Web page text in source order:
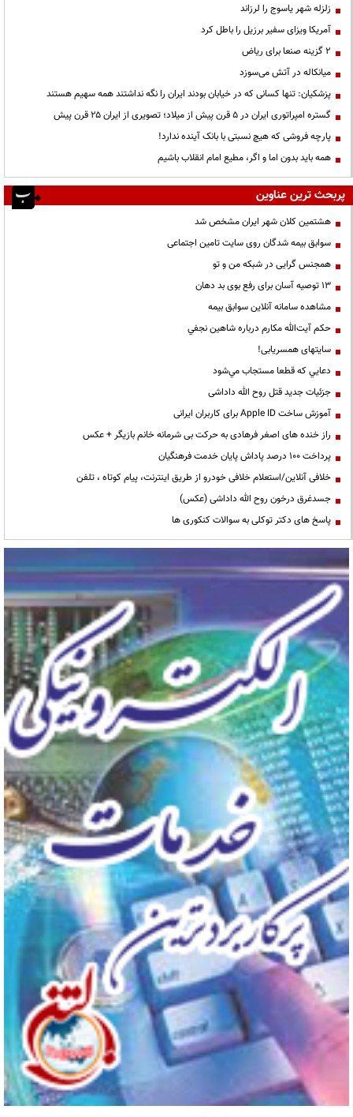
زلزله شهر یاسوج را لرزاند
آمریکا ویزای سفیر برزیل را باطل کرد
۲ گزینه صنعا برای ریاض
میانکاله در آتش می‌سوزد
پزشکیان: تنها کسانی که در خیابان بودند ایران را نگه نداشتند همه سهیم هستند
گستره امپراتوری ایران در ۵ قرن پیش از میلاد؛ تصویری از ایران ۲۵ قرن پیش
پارچه فروشی که هیچ نسبتی با بانک آینده ندارد!
همه باید بدون اما و اگر، مطیع امام انقلاب باشیم
پربحث ترین عناوین
هشتمین کلان شهر ایران مشخص شد
سوابق بیمه شدگان روی سایت تامین اجتماعی
همجنس گرایی در شبکه من و تو
13 توصیه آسان برای رفع بوی بد دهان
مشاهده سامانه آنلاين سوابق بیمه
حكم آيت‌الله مكارم درباره شاهين نجفي
سایتهای همسریابی!
دعايي كه قطعا مستجاب مي‌شود
جزئیات جدید قتل روح الله داداشی
آموزش ساخت Apple ID برای کاربران ایرانی
راز خنده های اصغر فرهادی به حرکت بی شرمانه خانم بازیگر + عکس
پرداخت ۱۰۰ درصد پاداش پایان خدمت فرهنگیان
خلافی آنلاین/استعلام خلافی خودرو از طریق اینترنت، پیام کوتاه ، تلفن
جسدغرق درخون روح الله داداشی (عکس)
پاسخ های دکتر توکلی به سوالات کنکوری ها